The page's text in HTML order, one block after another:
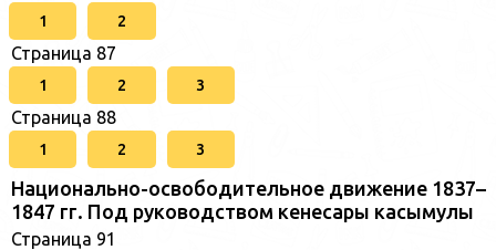
1 2
Страница 87
1 2 3
Страница 88
1 2 3
Национально-освободительное движение 1837–
1847 гг. Под руководством кенесары касымулы
Страница 91